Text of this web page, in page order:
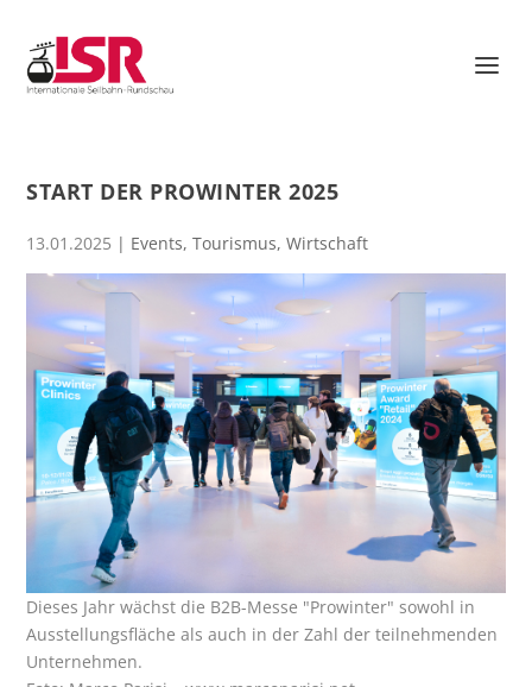
START DER PROWINTER 2025
13.01.2025 | Events,Tourismus,Wirtschaft
Dieses Jahr wächst die B2B-Messe "Prowinter" sowohl in
Ausstellungsfläche als auch in der Zahl der teilnehmenden
Unternehmen.